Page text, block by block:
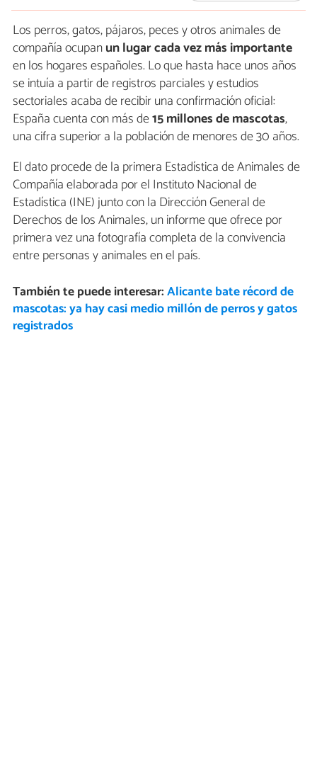
Los perros, gatos, pájaros, peces y otros animales de
compañía ocupanun lugar cada vez más importante
en los hogares españoles. Lo que hasta hace unos años
se intuía a partir de registros parciales y estudios
sectoriales acaba de recibir una confirmación oficial:
España cuenta con más de15 millones de mascotas,
una cifra superior a la población de menores de 30 años.
El dato procede de la primera Estadística de Animales de
Compañía elaborada por el Instituto Nacional de
Estadística (INE) junto con la Dirección General de
Derechos de los Animales, un informe que ofrece por
primera vez una fotografía completa de la convivencia
entre personas y animales en el país.
También te puede interesar:Alicante bate récord de
mascotas: ya hay casi medio millón de perros y gatos
registrados